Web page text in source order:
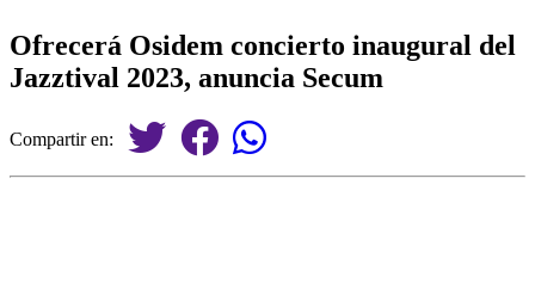
Ofrecerá Osidem concierto inaugural del
Jazztival 2023, anuncia Secum
Compartir en: